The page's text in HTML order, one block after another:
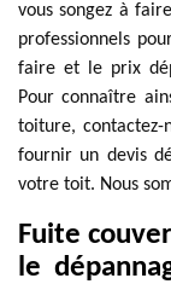
vous songez à
professionnels
faire et le prix
Pour connaître
toiture, contactez-
fournir un devis
votre toit. Nous
Fuite
le